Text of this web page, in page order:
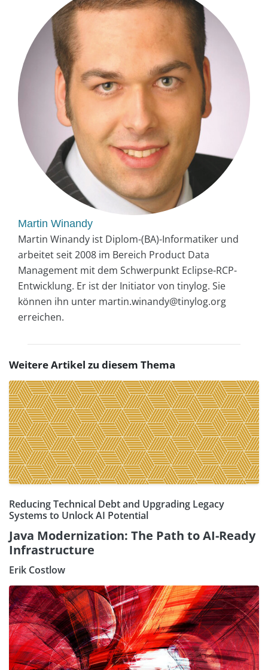
Martin Winandy
Martin Winandy ist Diplom-(BA)-Informatiker und
arbeitet seit 2008 im Bereich Product Data
Management mit dem Schwerpunkt Eclipse-RCP-
Entwicklung. Er ist der Initiator von tinylog. Sie
können ihn unter martin.winandy@tinylog.org
erreichen.
Weitere Artikel zu diesem Thema
Reducing Technical Debt and Upgrading Legacy
Systems to Unlock AI Potential
Java Modernization: The Path to AI-Ready
Infrastructure
Erik Costlow